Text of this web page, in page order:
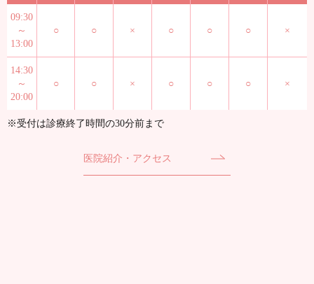
09:30
～
13:00
○ ○ × ○ ○ ○ ×
14:30
～
20:00
○ ○ × ○ ○ ○ ×
※受付は診療終了時間の30分前まで
医院紹介・アクセス